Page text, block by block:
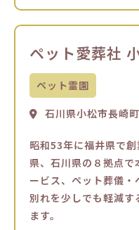
ペット愛葬社
ペット霊園
石川県小松市長崎
昭和53年に福井県で
県、石川県の８拠点
ービス、ペット葬儀・
別れを少しでも軽減す
ます。